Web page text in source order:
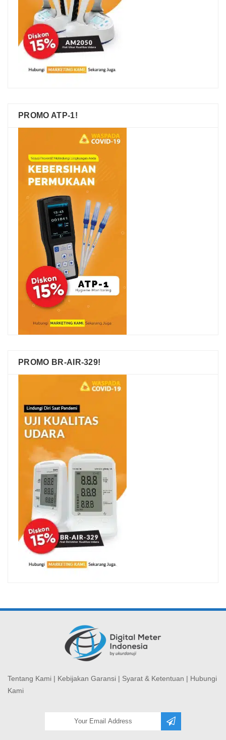
PROMO ATP-1!
PROMO BR-AIR-329!
Tentang Kami | Kebijakan Garansi | Syarat & Ketentuan | Hubungi
Kami